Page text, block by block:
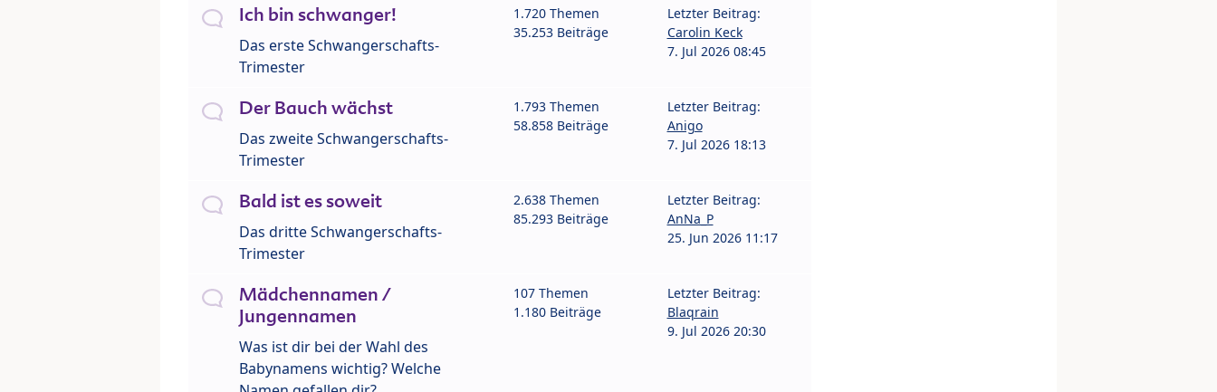
Ich bin schwanger!
Das erste Schwangerschafts-
Trimester
1.720 Themen
35.253 Beiträge
Letzter Beitrag:
Carolin Keck
7. Jul 2026 08:45
Der Bauch wächst
Das zweite Schwangerschafts-
Trimester
1.793 Themen
58.858 Beiträge
Letzter Beitrag:
Anigo
7. Jul 2026 18:13
Bald ist es soweit
Das dritte Schwangerschafts-
Trimester
2.638 Themen
85.293 Beiträge
Letzter Beitrag:
AnNa_P
25. Jun 2026 11:17
Mädchennamen /
Jungennamen
Was ist dir bei der Wahl des
Babynamens wichtig? Welche
107 Themen
1.180 Beiträge
Letzter Beitrag:
Blaqrain
9. Jul 2026 20:30